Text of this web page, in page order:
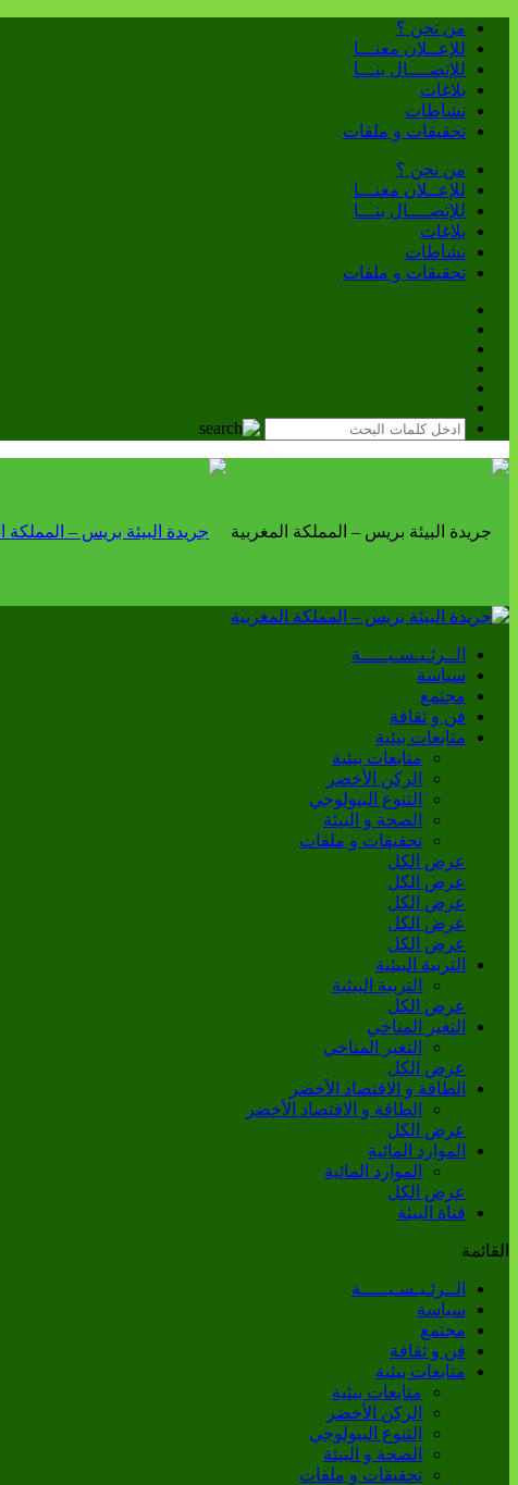
من نحن ؟
للإعــلان معنـــا
للإتصــــال بنـــا
بلاغات
نشاطات
تحقيقات و ملفات
من نحن ؟
للإعــلان معنـــا
للإتصــــال بنـــا
بلاغات
نشاطات
تحقيقات و ملفات
الــرئـيـسـيـــــة
سياسة
مجتمع
فن و ثقافة
متابعات بيئية
متابعات بيئية
الركن الأخضر
التنوع البيولوجي
الصحة و البيئة
تحقيقات و ملفات
عرض الكل
عرض الكل
عرض الكل
عرض الكل
عرض الكل
التربية البيئية
التربية البيئية
عرض الكل
التغير المناخي
التغير المناخي
عرض الكل
الطاقة و الاقتصاد الأخضر
الطاقة و الاقتصاد الأخضر
عرض الكل
الموارد المائية
الموارد المائية
عرض الكل
قناة البيئة
القائمة
الــرئـيـسـيـــــة
سياسة
مجتمع
فن و ثقافة
متابعات بيئية
متابعات بيئية
الركن الأخضر
التنوع البيولوجي
الصحة و البيئة
تحقيقات و ملفات